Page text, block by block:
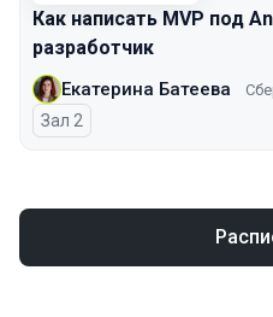
Как написать MVP под
разработчик
Екатерина Батеева
Зал 2